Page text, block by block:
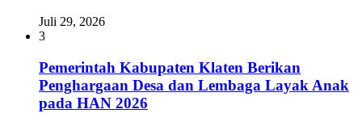
Juli 29, 2026
3
Pemerintah Kabupaten Klaten Berikan
Penghargaan Desa dan Lembaga Layak Anak
pada HAN 2026